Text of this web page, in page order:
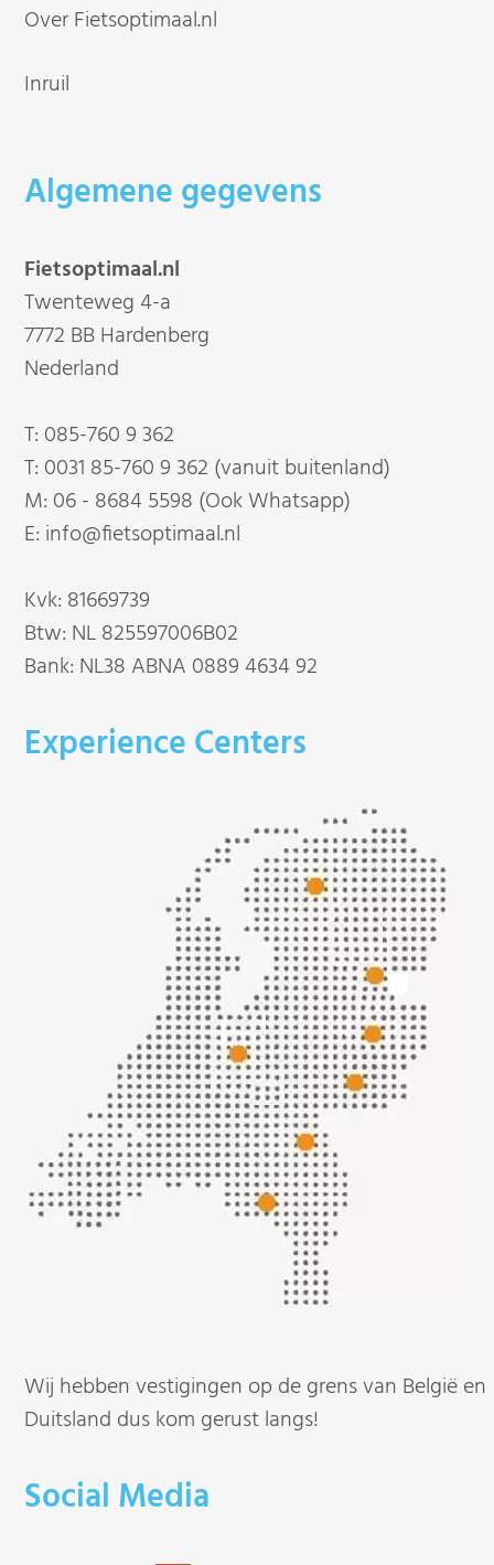
Over Fietsoptimaal.nl
Inruil
Algemene gegevens
Fietsoptimaal.nl
Twenteweg 4-a
7772 BB Hardenberg
Nederland
T: 085-760 9 362
T: 0031 85-760 9 362 (vanuit buitenland)
M: 06 - 8684 5598 (Ook Whatsapp)
E: info@fietsoptimaal.nl
Kvk: 81669739
Btw: NL 825597006B02
Bank: NL38 ABNA 0889 4634 92
Experience Centers
Wij hebben vestigingen op de grens van België en
Duitsland dus kom gerust langs!
Social Media